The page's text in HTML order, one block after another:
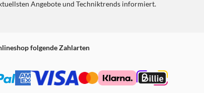
Angebote und Techniktrends informiert.
folgende Zahlarten